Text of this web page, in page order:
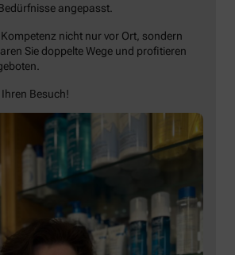
angepasst.
nicht nur vor Ort, sondern
Sie doppelte Wege und profitieren
Besuch!